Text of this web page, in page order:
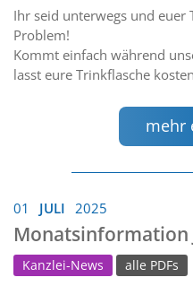
Ihr seid unterwegs und euer
Problem!
Kommt einfach während
lasst eure Trinkflasche
mehr
01 JULI 2025
Monatsinformation
Kanzlei-News alle PDFs